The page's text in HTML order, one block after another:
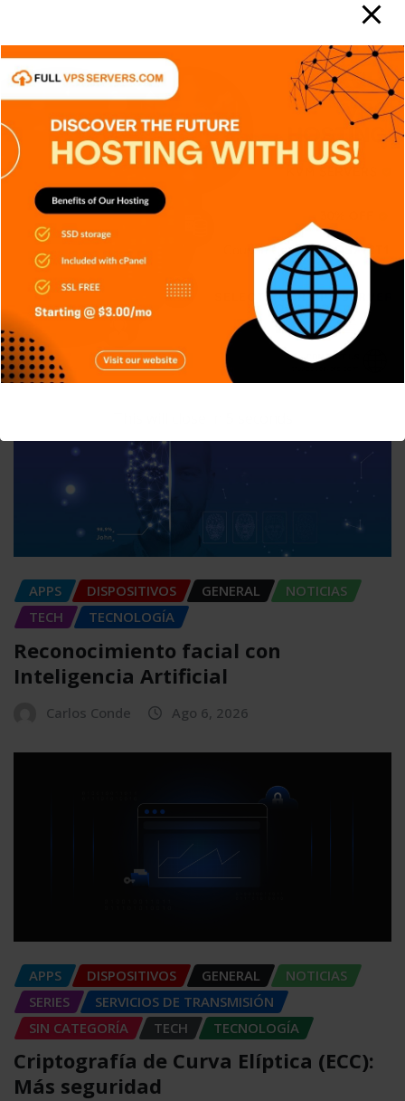
NOTICIAS
RETRO
SIN CATEGORÍA
SISTEMA OPERATIVO
TECNOLOGÍA
Edge AI: Inteligencia Artificial toma
decisiones sin depender
Carlos Conde Ago 6, 2026
APPS DISPOSITIVOS GENERAL
NOTICIAS
TECH
TECNOLOGÍA
Reconocimiento facial con
Inteligencia Artificial
Carlos Conde Ago 6, 2026
APPS DISPOSITIVOS GENERAL
NOTICIAS
SERIES
SERVICIOS DE TRANSMISIÓN
SIN CATEGORÍA
TECH TECNOLOGÍA
Criptografía de Curva Elíptica (ECC):
Más seguridad